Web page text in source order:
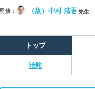
監修： （故）中村 清吾先生
トップ
治験